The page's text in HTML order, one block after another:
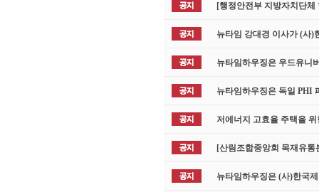
[행정안전부 지방자치단
뉴타임 강대경 이사가 (사)
뉴타임하우징은 우드유니
뉴타임하우징은 독일 PHI
저에너지 고효율 주택을
[산림조합중앙회 목재유
뉴타임하우징은 (사)한국